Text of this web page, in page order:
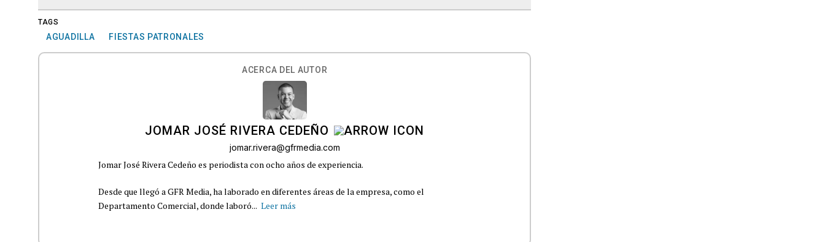
TAGS
AGUADILLA FIESTAS PATRONALES
ACERCA DEL AUTOR
JOMAR JOSÉ RIVERA CEDEÑO
jomar.rivera@gfrmedia.com
Jomar José Rivera Cedeño es periodista con ocho años de experiencia.
Desde que llegó a GFR Media, ha laborado en diferentes áreas de la empresa, como el
Departamento Comercial, donde laboró... Leer más